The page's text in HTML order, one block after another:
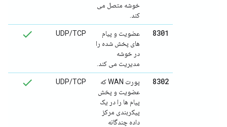
خوشه متصل می
کند.
8301
عضویت و پیام
های پخش شده را
در خوشه
مدیریت می کند.
UDP/TCP
8302
پورت WAN که
عضویت و پخش
پیام ها را در یک
پیکربندی مرکز
داده چندگانه
UDP/TCP